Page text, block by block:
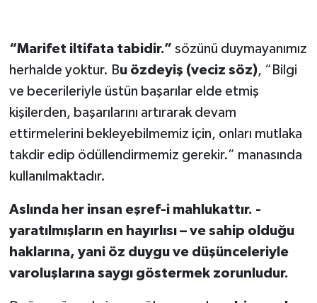
“Marifet iltifata tabidir.” sözünü duymayanımız
herhalde yoktur. Bu özdeyiş (veciz söz), “Bilgi
ve becerileriyle üstün başarılar elde etmiş
kişilerden, başarılarını artırarak devam
ettirmelerini bekleyebilmemiz için, onları mutlaka
takdir edip ödüllendirmemiz gerekir.” manasında
kullanılmaktadır.
Aslında her insan eşref-i mahlukattır. -
yaratılmışların en hayırlısı – ve sahip olduğu
haklarına, yani öz duygu ve düşünceleriyle
varoluşlarına saygı göstermek zorunludur.